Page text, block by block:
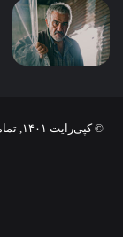
© کپی‌رایت ۱۴۰۱, تمامی حقوق وب سایت متعلق به کاشمر سلام می باشد |